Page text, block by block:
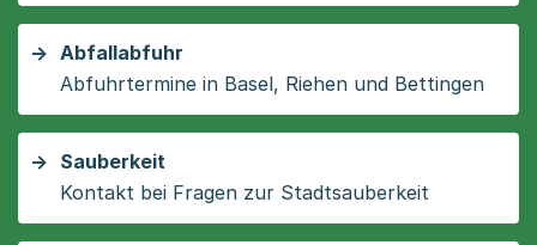
Abfallabfuhr
Abfuhrtermine in Basel, Riehen und Bettingen
Sauberkeit
Kontakt bei Fragen zur Stadtsauberkeit